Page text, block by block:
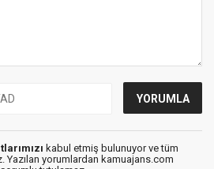
kabul etmiş bulunuyor ve tüm
Yazılan yorumlardan kamuajans.com